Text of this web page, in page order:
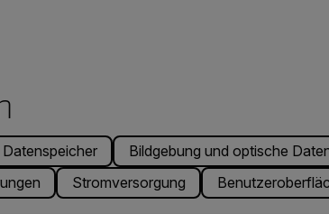
Bildgebung und optische
Stromversorgung